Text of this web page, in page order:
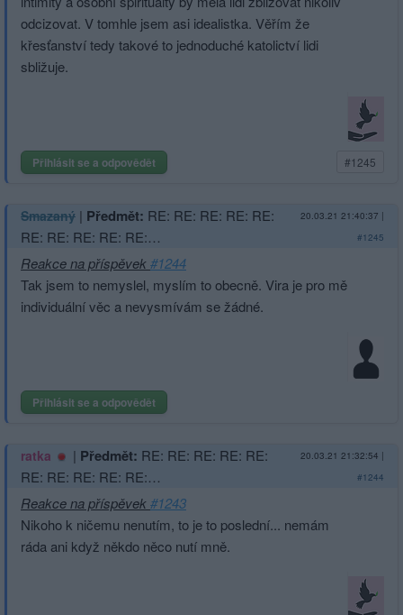
odcizovat. V tomhle jsem asi idealistka. Věřím že
křesťanství tedy takové to jednoduché katolictví lidi
sbližuje.
Přihlásit se a odpovědět #1245
Smazaný | Předmět: RE: RE: RE: RE: RE:
RE: RE: RE: RE: RE:…
20.03.21 21:40:37 |
#1245
Reakce na příspěvek#1244
Tak jsem to nemyslel, myslím to obecně. Vira je pro mě
individuální věc a nevysmívám se žádné.
Přihlásit se a odpovědět
ratka | Předmět: RE: RE: RE: RE: RE:
RE: RE: RE: RE: RE:…
20.03.21 21:32:54 |
#1244
Reakce na příspěvek#1243
Nikoho k ničemu nenutím, to je to poslední... nemám
ráda ani když někdo něco nutí mně.